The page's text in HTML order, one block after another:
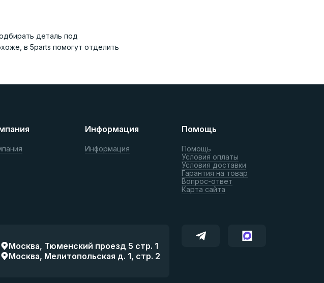
деталь под
в 5parts помогут отделить
Информация
Информация
Помощь
Помощь
Условия оплаты
Условия доставки
Гарантия на товар
Вопрос-ответ
Карта сайта
Москва, Тюменский проезд 5 стр. 1
Москва, Мелитопольская д. 1, стр. 2